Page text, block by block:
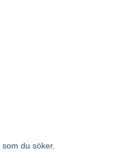
du söker.